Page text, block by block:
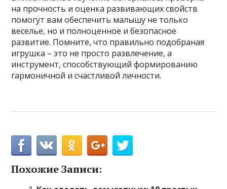
на прочность и оценка развивающих свойств
помогут вам обеспечить малышу не только
веселье, но и полноценное и безопасное
развитие. Помните, что правильно подобраная
игрушка – это не просто развлечение, а
инструмент, способствующий формированию
гармоничной и счастливой личности.
Похожие Записи: